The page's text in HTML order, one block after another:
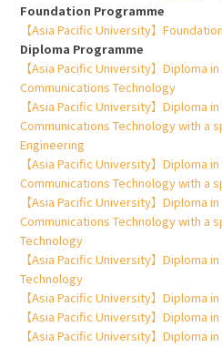
Foundation Programme
【Asia Pacific University】
Diploma Programme
【Asia Pacific University】Diploma
Communications Technology
【Asia Pacific University】Diploma
Communications Technology with a
Engineering
【Asia Pacific University】Diploma
Communications Technology with a
【Asia Pacific University】Diploma
Communications Technology with a
Technology
【Asia Pacific University】Diploma
Technology
【Asia Pacific University】Diploma
【Asia Pacific University】Diploma
【Asia Pacific University】Diploma